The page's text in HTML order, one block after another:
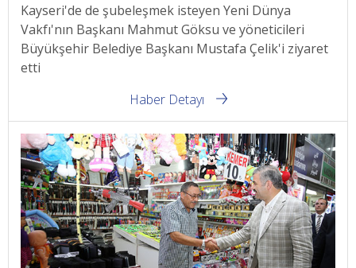
Kayseri'de de şubeleşmek isteyen Yeni Dünya
Vakfı'nın Başkanı Mahmut Göksu ve yöneticileri
Büyükşehir Belediye Başkanı Mustafa Çelik'i ziyaret
etti
Haber Detayı